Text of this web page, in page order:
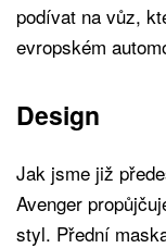
podívat na vůz,
evropském
Design
Jak jsme již
Avenger
styl. Přední